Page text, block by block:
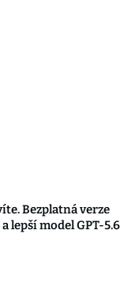
Bezplatná verze
lepší model GPT-5.6